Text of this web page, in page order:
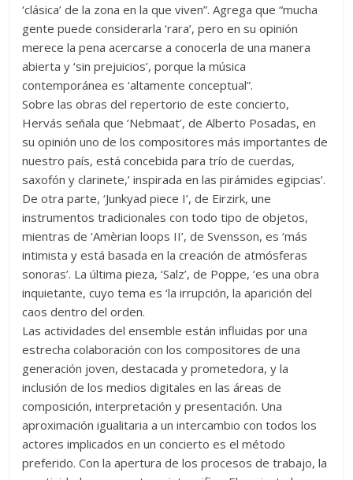
‘clásica’ de la zona en la que viven”. Agrega que “mucha
gente puede considerarla ‘rara’, pero en su opinión
merece la pena acercarse a conocerla de una manera
abierta y ‘sin prejuicios’, porque la música
contemporánea es ‘altamente conceptual”.
Sobre las obras del repertorio de este concierto,
Hervás señala que ‘Nebmaat’, de Alberto Posadas, en
su opinión uno de los compositores más importantes de
nuestro país, está concebida para trío de cuerdas,
saxofón y clarinete,’ inspirada en las pirámides egipcias’.
De otra parte, ‘Junkyad piece I’, de Eirzirk, une
instrumentos tradicionales con todo tipo de objetos,
mientras de ‘Amèrian loops II’, de Svensson, es ‘más
intimista y está basada en la creación de atmósferas
sonoras’. La última pieza, ‘Salz’, de Poppe, ‘es una obra
inquietante, cuyo tema es ‘la irrupción, la aparición del
caos dentro del orden.
Las actividades del ensemble están influidas por una
estrecha colaboración con los compositores de una
generación joven, destacada y prometedora, y la
inclusión de los medios digitales en las áreas de
composición, interpretación y presentación. Una
aproximación igualitaria a un intercambio con todos los
actores implicados en un concierto es el método
preferido. Con la apertura de los procesos de trabajo, la